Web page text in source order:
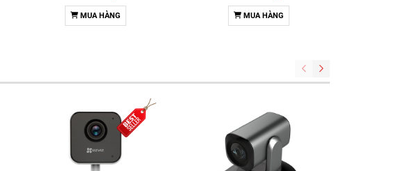
MUA HÀNG MUA HÀNG